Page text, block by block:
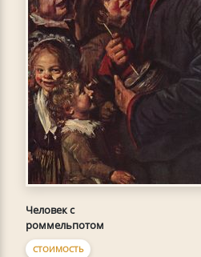
Человек с
роммельпотом
СТОИМОСТЬ